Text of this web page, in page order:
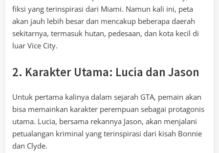
fiksi yang terinspirasi dari Miami. Namun kali ini, peta
akan jauh lebih besar dan mencakup beberapa daerah
sekitarnya, termasuk hutan, pedesaan, dan kota kecil di
luar Vice City.
2. Karakter Utama: Lucia dan Jason
Untuk pertama kalinya dalam sejarah GTA, pemain akan
bisa memainkan karakter perempuan sebagai protagonis
utama. Lucia, bersama rekannya Jason, akan menjalani
petualangan kriminal yang terinspirasi dari kisah Bonnie
dan Clyde.